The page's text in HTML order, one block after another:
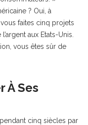
? Oui, à
faites cinq projets
aux Etats-Unis.
vous êtes sûr de
À Ses
cinq siècles par